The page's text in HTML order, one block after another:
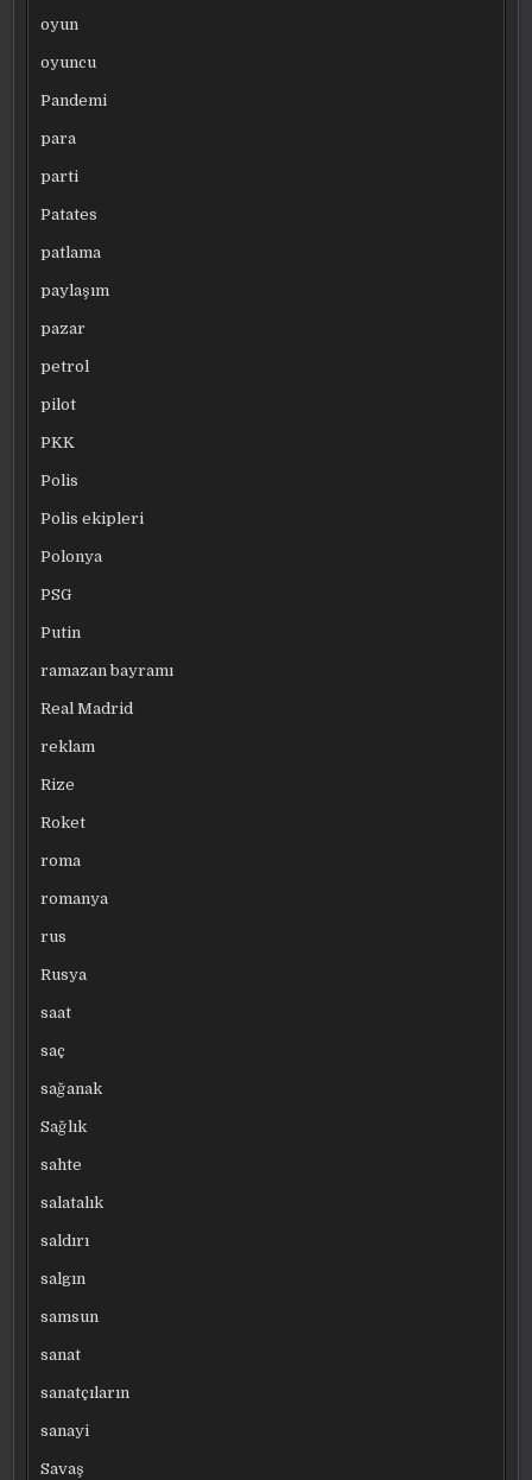
oyun
oyuncu
Pandemi
para
parti
Patates
patlama
paylaşım
pazar
petrol
pilot
PKK
Polis
Polis ekipleri
Polonya
PSG
Putin
ramazan bayramı
Real Madrid
reklam
Rize
Roket
roma
romanya
rus
Rusya
saat
saç
sağanak
Sağlık
sahte
salatalık
saldırı
salgın
samsun
sanat
sanatçıların
sanayi
Savaş